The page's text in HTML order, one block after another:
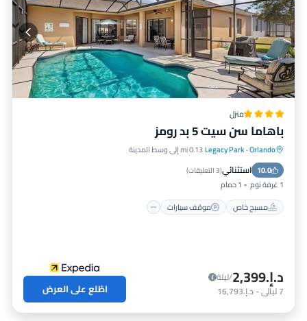
منزل
باهاما سن سيت 5 بد رومز
Orlando
·
Legacy Park0.13 mi إلى وسط المدينة
10.0 استثنائي(3 التعليقات )
1 غرفة نوم
1 حمام
مسبح خاص
موقف سيارات
مسبح خاص موقف سيارات
شرفة / تراس
د.إ.‏2,399
/ليلة
7ليالي- د.إ.‏16,793 اطّلع على العرض